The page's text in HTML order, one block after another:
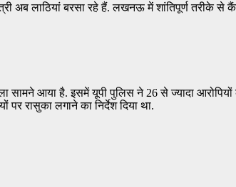
अब लाठियां बरसा रहे हैं. लखनऊ में शांतिपूर्ण तरीके से
सामने आया है. इसमें यूपी पुलिस ने 26 से ज्यादा आरोपियों
रासुका लगाने का निर्देश दिया था.